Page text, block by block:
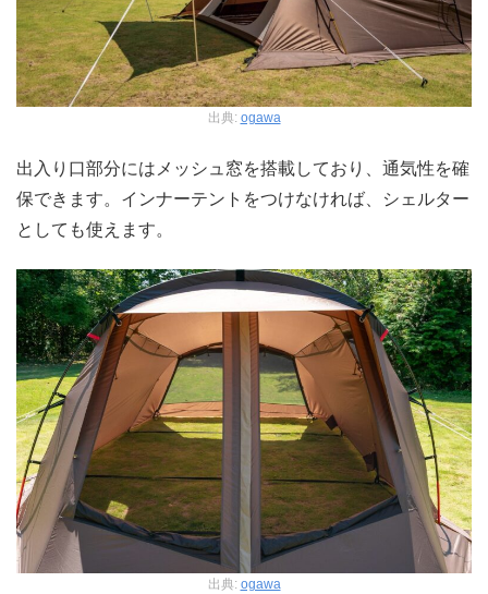
出典: ogawa
出入り口部分にはメッシュ窓を搭載しており、通気性を確
保できます。インナーテントをつけなければ、シェルター
としても使えます。
出典: ogawa